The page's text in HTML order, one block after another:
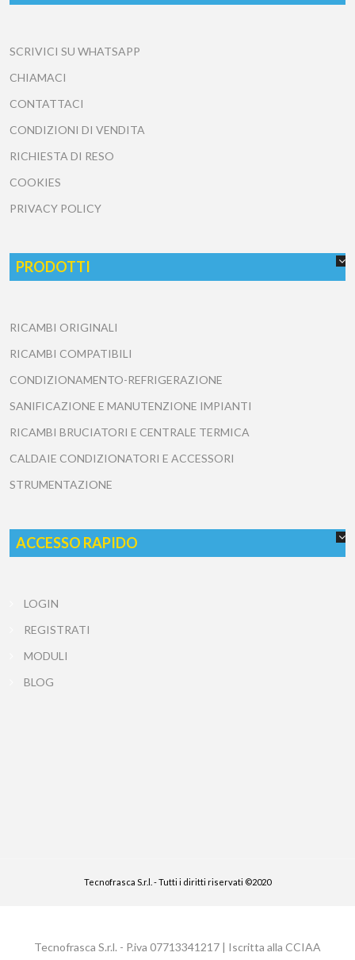
SCRIVICI SU WHATSAPP
CHIAMACI
CONTATTACI
CONDIZIONI DI VENDITA
RICHIESTA DI RESO
COOKIES
PRIVACY POLICY
PRODOTTI
RICAMBI ORIGINALI
RICAMBI COMPATIBILI
CONDIZIONAMENTO-REFRIGERAZIONE
SANIFICAZIONE E MANUTENZIONE IMPIANTI
RICAMBI BRUCIATORI E CENTRALE TERMICA
CALDAIE CONDIZIONATORI E ACCESSORI
STRUMENTAZIONE
ACCESSO RAPIDO
LOGIN
REGISTRATI
MODULI
BLOG
Tecnofrasca S.r.l. - Tutti i diritti riservati ©2020
Tecnofrasca S.r.l. - P.iva 07713341217 | Iscritta alla CCIAA